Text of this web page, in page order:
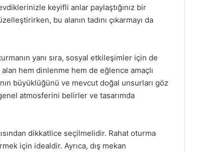
keyifli anlar paylaştığınız bir
bu alanın tadını çıkarmayı da
yanı sıra, sosyal etkileşimler için de
hem dinlenme hem de eğlence amaçlı
büyüklüğünü ve mevcut doğal unsurları göz
atmosferini belirler ve tasarımda
dikkatlice seçilmelidir. Rahat oturma
için idealdir. Ayrıca, dış mekan